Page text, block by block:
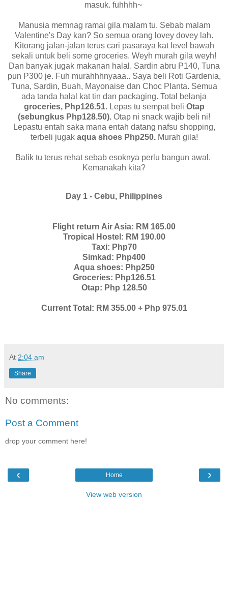
masuk. fuhhhh~
Manusia memnag ramai gila malam tu. Sebab malam
Valentine's Day kan? So semua orang lovey dovey lah.
Kitorang jalan-jalan terus cari pasaraya kat level bawah
sekali untuk beli some groceries. Weyh murah gila weyh!
Dan banyak jugak makanan halal. Sardin abru P140, Tuna
pun P300 je. Fuh murahhhnyaaa.. Saya beli Roti Gardenia,
Tuna, Sardin, Buah, Mayonaise dan Choc Planta. Semua
ada tanda halal kat tin dan packaging. Total belanja
groceries, Php126.51. Lepas tu sempat beli Otap
(sebungkus Php128.50). Otap ni snack wajib beli ni!
Lepastu entah saka mana entah datang nafsu shopping,
terbeli jugak aqua shoes Php250.Murah gila!
Balik tu terus rehat sebab esoknya perlu bangun awal.
Kemanakah kita?
Day 1 - Cebu, Philippines
Flight return Air Asia: RM 165.00
Tropical Hostel: RM 190.00
Taxi: Php70
Simkad: Php400
Aqua shoes: Php250
Groceries: Php126.51
Otap: Php 128.50
Current Total: RM 355.00 + Php 975.01
At 2:04 am
Share
No comments:
Post a Comment
drop your comment here!
‹ ›
Home
View web version